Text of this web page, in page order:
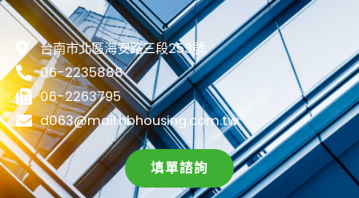
台南市北區海安路三段253號
06-2235888
06-2263795
d063@mail.hbhousing.com.tw
填單諮詢